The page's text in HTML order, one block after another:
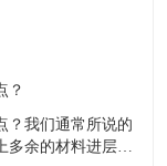
？
？我们通常所说的
余的材料进层进